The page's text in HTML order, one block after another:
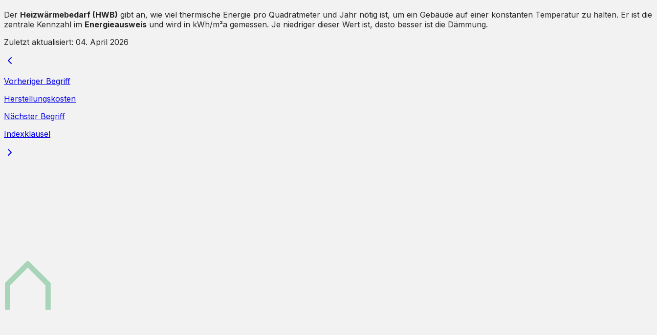
Der Heizwärmebedarf (HWB) gibt an, wie viel thermische Energie pro Quadratmeter und Jahr nötig ist, um ein Gebäude auf einer konstanten Temperatur zu halten. Er ist die
zentrale Kennzahl im Energieausweis und wird in kWh/m²a gemessen. Je niedriger dieser Wert ist, desto besser ist die Dämmung.
Zuletzt aktualisiert: 04. April 2026
Vorheriger Begriff
Herstellungskosten
Nächster Begriff
Indexklausel